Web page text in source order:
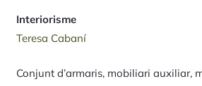
Interiorisme
Teresa Cabaní
Conjunt d’armaris, mobiliari auxiliar,